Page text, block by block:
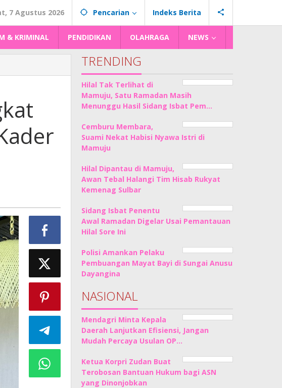
7 Agustus 2026 Pencarian Indeks Berita
& KRIMINAL PENDIDIKAN OLAHRAGA NEWS
TRENDING
Hilal Tak Terlihat di
Mamuju, Satu Ramadan Masih
Menunggu Hasil Sidang Isbat Pem…
Cemburu Membara,
Suami Nekat Habisi Nyawa Istri di
Mamuju
Hilal Dipantau di Mamuju,
Awan Tebal Halangi Tim Hisab Rukyat
Kemenag Sulbar
Sidang Isbat Penentu
Awal Ramadan Digelar Usai Pemantauan
Hilal Sore Ini
Polisi Amankan Pelaku
Pembuangan Mayat Bayi di Sungai Anusu
Dayangina
NASIONAL
Mendagri Minta Kepala
Daerah Lanjutkan Efisiensi, Jangan
Mudah Percaya Usulan OP…
Ketua Korpri Zudan Buat
Terobosan Bantuan Hukum bagi ASN
yang Dinonjobkan